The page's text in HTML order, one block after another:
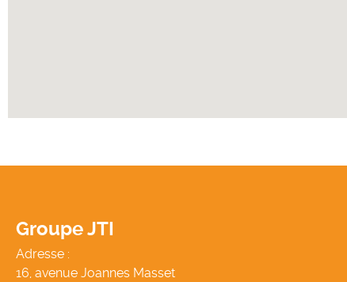
Groupe JTI
Adresse :
16, avenue Joannes Masset